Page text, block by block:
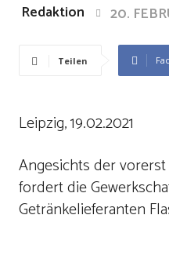
Redaktion 20.
Teilen
Leipzig, 19.02.2021
Angesichts der
fordert die
Getränkelieferanten